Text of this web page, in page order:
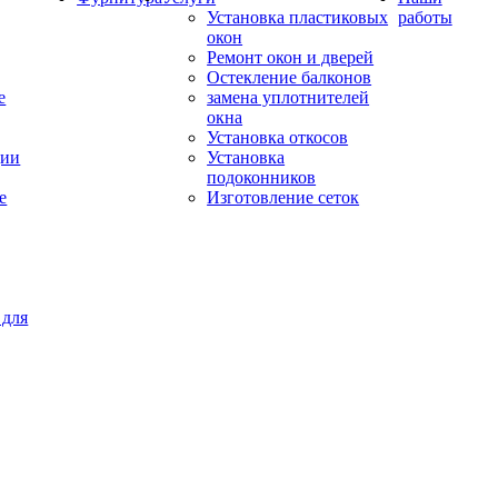
Установка пластиковых
окон
Ремонт окон и дверей
Остекление балконов
замена уплотнителей
окна
Установка откосов
Установка
подоконников
Изготовление сеток
работы